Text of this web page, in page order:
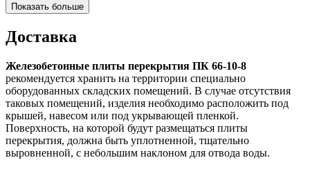
Показать больше
Доставка
Железобетонные плиты перекрытия ПК 66-10-8
рекомендуется хранить на территории специально
оборудованных складских помещений. В случае отсутствия
таковых помещений, изделия необходимо расположить под
крышей, навесом или под укрывающей пленкой.
Поверхность, на которой будут размещаться плиты
перекрытия, должна быть уплотненной, тщательно
выровненной, с небольшим наклоном для отвода воды.